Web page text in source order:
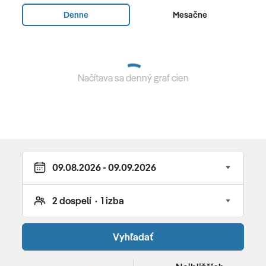
poplatok) • internetová kaviareň • 5 barov • hlavná
reštaurácia • à la carte reštaurácia (talianska) •
squashové kurty • fitnes • stolný tenis • plážový volejbal
• boccia • šípky • biliard • animácie • diskotéka • kanoe •
Pre deti
detský bazén • mini disco • detský klub • detská stolička
• detská postieľka • detské menu • animačné programy •
6 x týždenne animačné programy • diskotéka za
poplatok • detské ihrisko •detský domček • miestnosť
na hranie v hlavnej budove • všetko pod dozorom
Denne Mesačne
Načítava sa denný graf cien
Vyhľadať